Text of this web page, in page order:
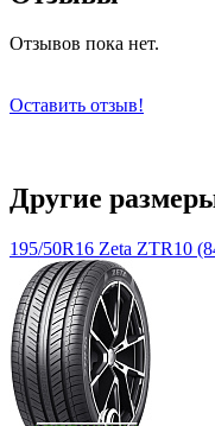
Отзывов пока нет.
Оставить отзыв!
Другие
195/50R16 Zeta ZTR10